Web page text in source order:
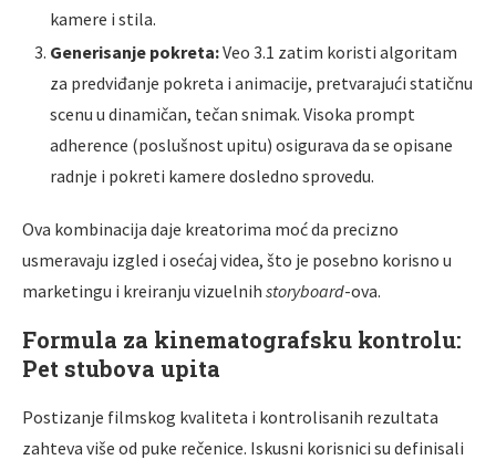
kamere i stila.
Generisanje pokreta:Veo 3.1 zatim koristi algoritam
za predviđanje pokreta i animacije, pretvarajući statičnu
scenu u dinamičan, tečan snimak. Visoka prompt
adherence (poslušnost upitu) osigurava da se opisane
radnje i pokreti kamere dosledno sprovedu.
Ova kombinacija daje kreatorima moć da precizno
usmeravaju izgled i osećaj videa, što je posebno korisno u
marketingu i kreiranju vizuelnih storyboard-ova.
Formula za kinematografsku kontrolu:
Pet stubova upita
Postizanje filmskog kvaliteta i kontrolisanih rezultata
zahteva više od puke rečenice. Iskusni korisnici su definisali